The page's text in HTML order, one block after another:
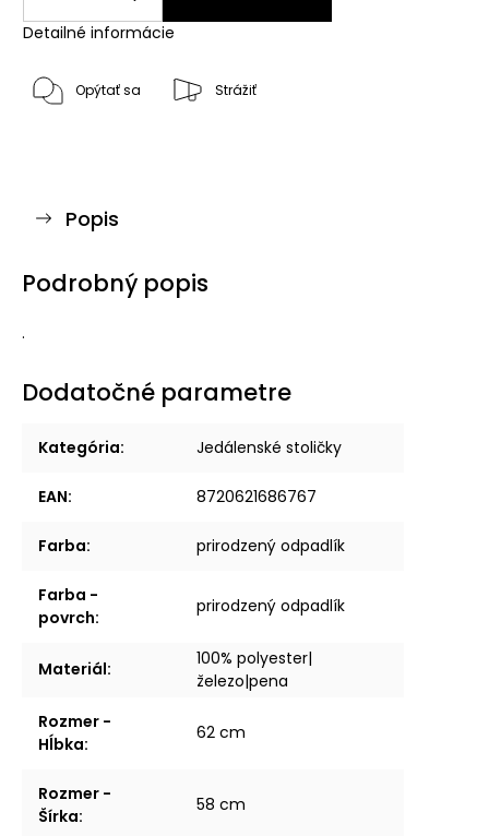
Detailné informácie
Opýtať sa Strážiť
Popis
Podrobný popis
.
Dodatočné parametre
Kategória: Jedálenské stoličky
EAN: 8720621686767
Farba: prirodzený odpadlík
Farba -
povrch:
prirodzený odpadlík
Materiál:
100% polyester|
železo|pena
Rozmer -
Hĺbka:
62 cm
Rozmer -
Šírka:
58 cm